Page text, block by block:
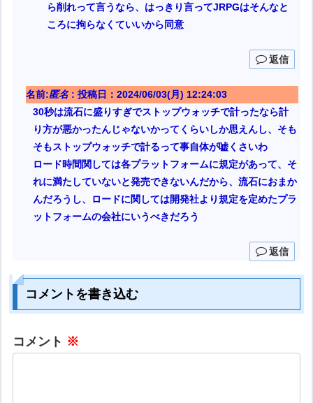
ら削れって言うなら、はっきり言ってJRPGはそんなと
ころに拘らなくていいから同意
返信
名前:匿名: 投稿日：2024/06/03(月) 12:24:03
30秒は流石に盛りすぎでストップウォッチで計ったなら計
り方が悪かったんじゃないかってくらいしか思えんし、そも
そもストップウォッチで計るって事自体が嘘くさいわ
ロード時間関しては各プラットフォームに規定があって、そ
れに満たしていないと発売できないんだから、流石におまか
んだろうし、ロードに関しては開発社より規定を定めたプラ
ットフォームの会社にいうべきだろう
返信
コメントを書き込む
コメント ※